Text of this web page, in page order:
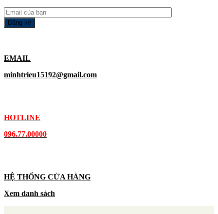
EMAIL
minhtrieu15192@gmail.com
HOTLINE
096.77.00000
HỆ THỐNG CỬA HÀNG
Xem danh sách